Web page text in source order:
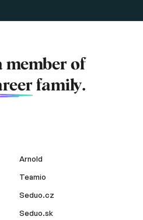
member of
family.
Arnold
Teamio
Seduo.cz
Seduo.sk